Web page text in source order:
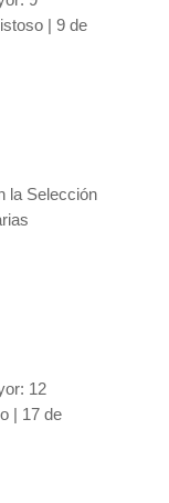
| 9 de
la Selección
12
| 17 de